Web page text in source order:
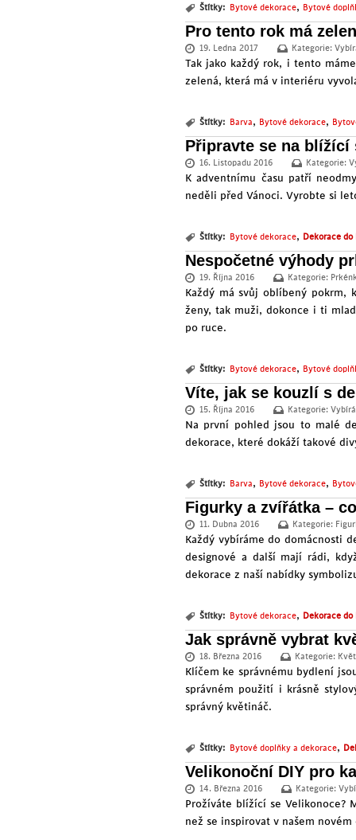
Štítky: Bytové dekorace, Bytové
Pro tento rok má
19. Ledna 2017 Kategorie:
Tak jako každý rok, i tento
zelená, která má v interiéru
Štítky: Barva, Bytové dekorace,
Připravte se na blížící
16. Listopadu 2016 Kategorie:
K adventnímu času patří
neděli před Vánoci. Vyrobte si
Štítky: Bytové dekorace, Dekorace do
Nespočetné výhody
19. Října 2016 Kategorie:
Každý má svůj oblíbený pokrm,
ženy, tak muži, dokonce i ti
po ruce.
Štítky: Bytové dekorace, Bytové
Víte, jak se kouzlí s
15. Října 2016 Kategorie:
Na první pohled jsou to malé
dekorace, které dokáží takové
Štítky: Barva, Bytové dekorace,
Figurky a zvířátka –
11. Dubna 2016 Kategorie:
Každý vybíráme do domácnosti
designové a další mají rádi,
dekorace z naší nabídky
Štítky: Bytové dekorace, Dekorace do
Jak správně vybrat
18. Března 2016 Kategorie:
Klíčem ke správnému bydlení
správném použití i krásně
správný květináč.
Štítky: Bytové doplňky a dekorace,
Velikonoční DIY pro
14. Března 2016 Kategorie:
Prožíváte blížící se Velikonoce?
než se inspirovat v našem novém